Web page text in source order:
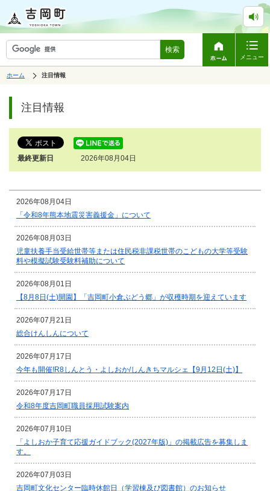
検索
メニュー
表
は、
ホーム
の
注目情報
す。
ジ
の
注目情報
最終更新日 2026年08月04日
2026年08月04日
「令和8年熊本地震災害義援金」について
2026年08月03日
児童扶養手当受給世帯等または住民税非課税世帯のこどもの大学等受験
料や模擬試験受験料補助について
2026年08月01日
【8月8日(土)開園】「吉岡町小倉ぶどう郷」が収穫時期を迎えています
2026年07月21日
総合けんしんについて
2026年07月17日
今年も開催!R8しんとう・よしおか/しんきちマルシェ【9月12日(土)】
2026年07月17日
令和8年度吉岡町職員採用試験案内
2026年07月10日
「よしおか子育て応援ガイドブック(2027年版)」の掲載広告を募集しま
す。
2026年07月03日
吉岡町文化センター臨時休館日（学習棟及び図書館）のお知らせ